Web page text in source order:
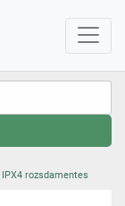
rozsdamentes